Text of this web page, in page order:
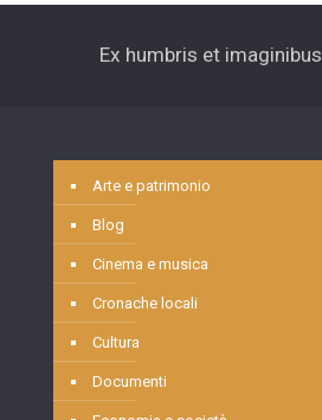
Ex humbris et imaginibus
Arte e patrimonio
Blog
Cinema e musica
Cronache locali
Cultura
Documenti